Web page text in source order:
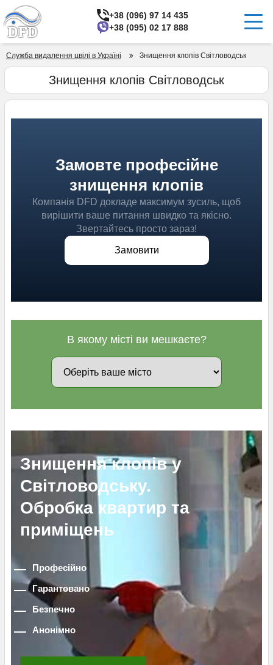
+38 (096) 97 14 435
+38 (095) 02 17 888
Служба видалення цвілі в Україні Знищення клопів Світловодськ
Знищення клопів Світловодськ
Замовте професійне
знищення клопів
Компанія DFD докладе максимум зусиль, щоб
вирішити ваше питання швидко та якісно.
Звертайтесь просто зараз!
Замовити
В якому місті ви мешкаєте?
Знищення клопів у
Світловодську.
Обробка квартир та
приміщень
Професійно
Гарантовано
Безпечно
Анонімно